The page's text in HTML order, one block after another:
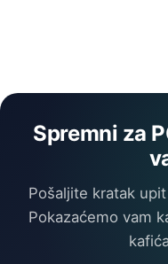
Spremni za
Pošaljite kratak
Pokazaćemo vam